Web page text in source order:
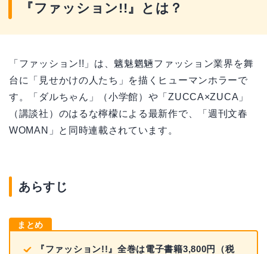
『ファッション!!』とは？
「ファッション!!」は、魑魅魍魎ファッション業界を舞
台に「見せかけの人たち」を描くヒューマンホラーで
す。「ダルちゃん」（小学館）や「ZUCCA×ZUCA」
（講談社）のはるな檸檬による最新作で、「週刊文春
WOMAN」と同時連載されています。
あらすじ
まとめ
『ファッション!!』全巻は電子書籍3,800円（税